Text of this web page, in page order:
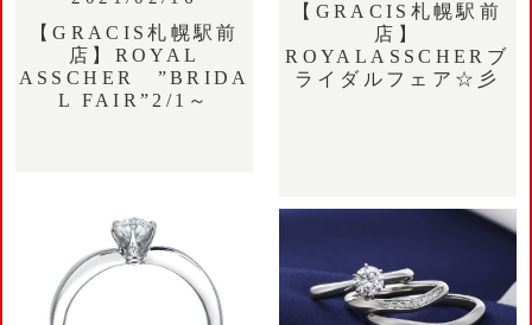
【GRACIS札幌駅前
店】ROYAL
ASSCHER ”BRIDA
L FAIR”2/1～
【GRACIS札幌駅前
店】
ROYALASSCHERブ
ライダルフェア☆彡